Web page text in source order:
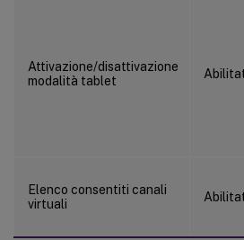
Attivazione/disattivazione
modalità tablet
Elenco consentiti canali
virtuali